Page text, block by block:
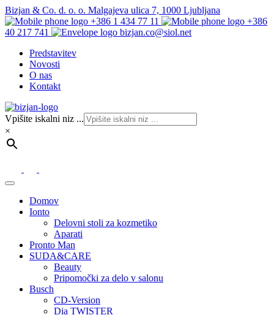
Bizjan & Co. d. o. o. Malgajeva ulica 7, 1000 Ljubljana
+386 1 434 77 11
+386
40 217 741
bizjan.co@siol.net
Predstavitev
Novosti
O nas
Kontakt
Vpišite iskalni niz ...
×
Domov
Ionto
Delovni stoli za kozmetiko
Aparati
Pronto Man
SUDA&CARE
Beauty
Pripomočki za delo v salonu
Busch
CD-Version
Dia TWISTER